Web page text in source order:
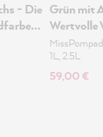
- Die Grün mit
Wertvolle
2.5L
1L, 2.5L
59,00 €